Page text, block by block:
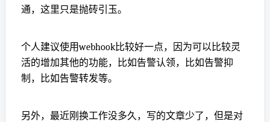
通，这里只是抛砖引玉。
个人建议使用webhook比较好一点，因为可以比较灵
活的增加其他的功能，比如告警认领，比如告警抑
制，比如告警转发等。
另外，最近刚换工作没多久，写的文章少了，但是对